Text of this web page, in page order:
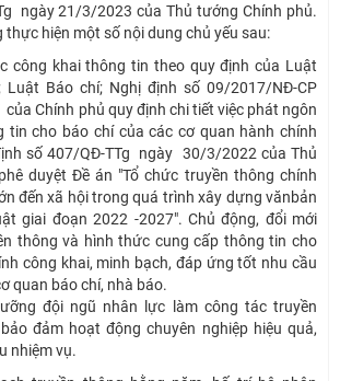
ngày 21/3/2023 của Thủ tướng Chính phủ.
thực hiện một số nội dung chủ yếu sau:
công khai thông tin theo quy định của Luật
Luật Báo chí; Nghị định số 09/2017/NĐ-CP
Chính phủ quy định chi tiết việc phát ngôn
tin cho báo chí của các cơ quan hành chính
số 407/QĐ-TTg ngày 30/3/2022 của Thủ
duyệt Đề án "Tổ chức truyền thông chính
đến xã hội trong quá trình xây dựng vănbản
giai đoạn 2022 -2027". Chủ động, đổi mới
thông và hình thức cung cấp thông tin cho
công khai, minh bạch, đáp ứng tốt nhu cầu
quan báo chí, nhà báo.
đội ngũ nhân lực làm công tác truyền
đảm hoạt động chuyên nghiệp hiệu quả,
nhiệm vụ.